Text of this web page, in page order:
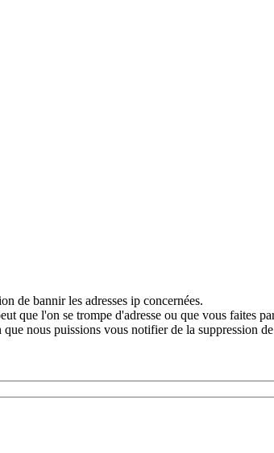
de bannir les adresses ip concernées.
que l'on se trompe d'adresse ou que vous faites
nous puissions vous notifier de la suppression